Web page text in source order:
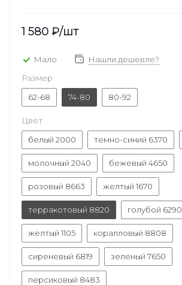
1 580 ₽/шт
Мало
Нашли дешевле?
Размер
62-68
74-80 80-92
Цвет
белый 2000
темно-синий 6370
молочный 2040 бежевый 4650
розовый 8663 желтый 1670
терракотовый 8820 голубой 6290
желтый 1105 коралловый 8808
сиреневый 6819 зеленый 7650
персиковый 8483